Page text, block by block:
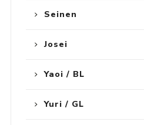
Seinen
Josei
Yaoi / BL
Yuri / GL